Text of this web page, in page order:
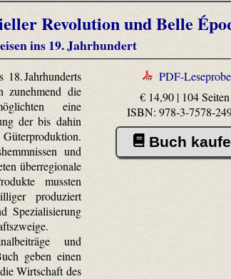
Revolution und Belle
ins 19. Jahrhundert
Jahrhunderts
zunehmend die
eine
der bis dahin
und
überregionale
mussten
produziert
Spezialisierung
und
geben einen
Wirtschaft des
PDF-Leseprobe
€ 14,90 | 104
ISBN: 978-3-7578-
Buch